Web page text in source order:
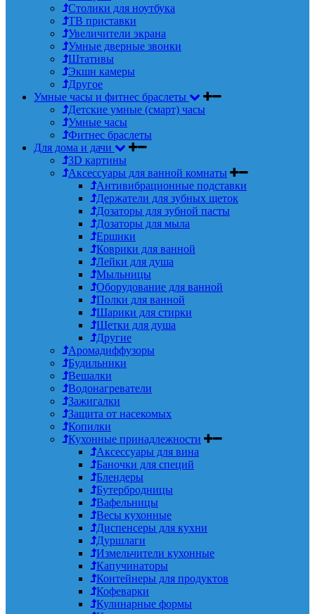
Столики для ноутбука
ТВ приставки
Увеличители экрана
Умные дверные звонки
Штативы
Экшн камеры
Другое
Умные часы и фитнес браслеты
Детские умные (смарт) часы
Умные часы
Фитнес браслеты
Для дома и дачи
3D картины
Аксессуары для ванной комнаты
Антивибрационные подставки
Держатели для зубных щеток
Дозаторы для зубной пасты
Дозаторы для мыла
Ершики
Коврики для ванной
Лейки для душа
Мыльницы
Оборудование для ванной
Полки для ванной
Шарики для стирки
Щетки для душа
Другие
Аромадиффузоры
Будильники
Вешалки
Водонагреватели
Зажигалки
Защита от насекомых
Копилки
Кухонные принадлежности
Аксессуары для вина
Баночки для специй
Блендеры
Бутербродницы
Вафельницы
Весы кухонные
Диспенсеры для кухни
Дуршлаги
Измельчители кухонные
Капучинаторы
Контейнеры для продуктов
Кофеварки
Кулинарные формы